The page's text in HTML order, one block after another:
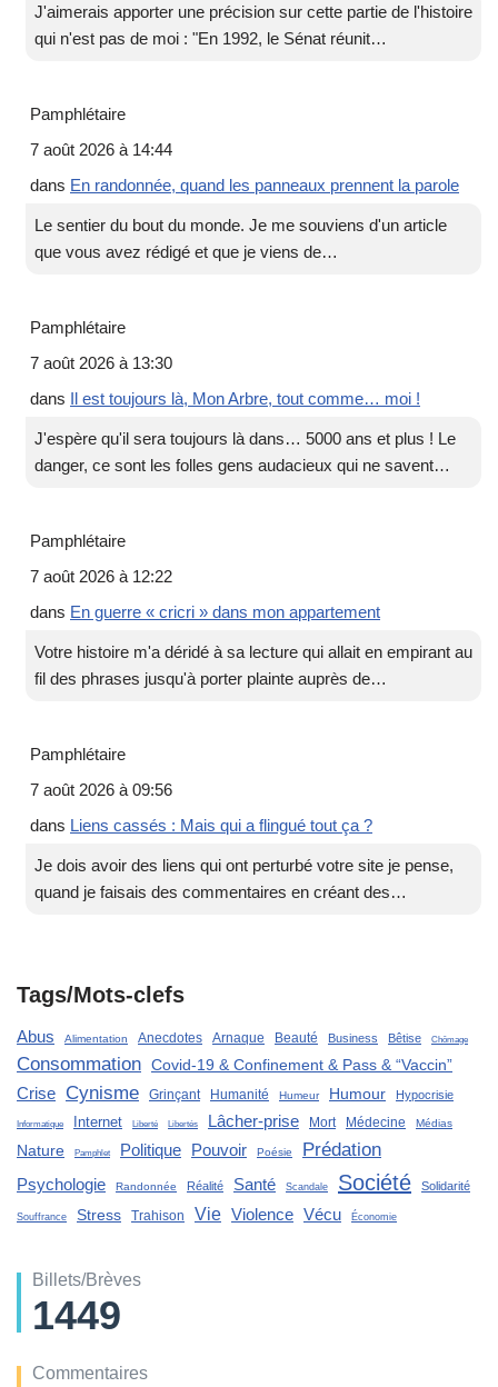
J'aimerais apporter une précision sur cette partie de l'histoire
qui n'est pas de moi : "En 1992, le Sénat réunit…
Pamphlétaire
7 août 2026 à 14:44
dans En randonnée, quand les panneaux prennent la parole
Le sentier du bout du monde. Je me souviens d'un article
que vous avez rédigé et que je viens de…
Pamphlétaire
7 août 2026 à 13:30
dans Il est toujours là, Mon Arbre, tout comme… moi !
J'espère qu'il sera toujours là dans… 5000 ans et plus ! Le
danger, ce sont les folles gens audacieux qui ne savent…
Pamphlétaire
7 août 2026 à 12:22
dans En guerre « cricri » dans mon appartement
Votre histoire m'a déridé à sa lecture qui allait en empirant au
fil des phrases jusqu'à porter plainte auprès de…
Pamphlétaire
7 août 2026 à 09:56
dans Liens cassés : Mais qui a flingué tout ça ?
Je dois avoir des liens qui ont perturbé votre site je pense,
quand je faisais des commentaires en créant des…
Tags/Mots-clefs
Abus Alimentation Anecdotes Arnaque Beauté Business Bêtise Chômage
Consommation Covid-19 & Confinement & Pass & “Vaccin”
Crise Cynisme Grinçant Humanité Humeur Humour Hypocrisie
Informatique Internet Liberté Libertés Lâcher-prise Mort Médecine Médias
Nature Pamphlet Politique Pouvoir Poésie Prédation
Psychologie Randonnée Réalité Santé Scandale Société Solidarité
Souffrance Stress Trahison Vie Violence Vécu Économie
Billets/Brèves
1449
Commentaires